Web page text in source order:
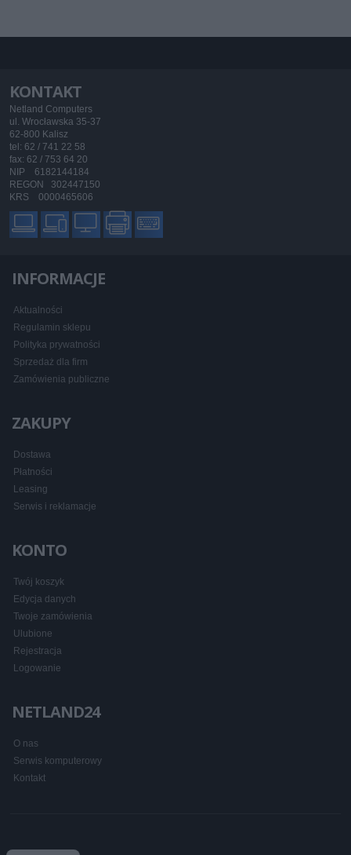
KONTAKT
Netland Computers
ul. Wrocławska 35-37
62-800 Kalisz
tel: 62 / 741 22 58
fax: 62 / 753 64 20
NIP 6182144184
REGON 302447150
KRS 0000465606
INFORMACJE
Aktualności
Regulamin sklepu
Polityka prywatności
Sprzedaż dla firm
Zamówienia publiczne
ZAKUPY
Dostawa
Płatności
Leasing
Serwis i reklamacje
KONTO
Twój koszyk
Edycja danych
Twoje zamówienia
Ulubione
Rejestracja
Logowanie
NETLAND24
O nas
Serwis komputerowy
Kontakt